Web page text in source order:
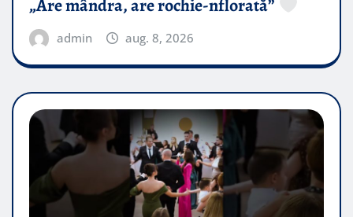
„Are mândra, are rochie-nflorată”
admin aug. 8, 2026